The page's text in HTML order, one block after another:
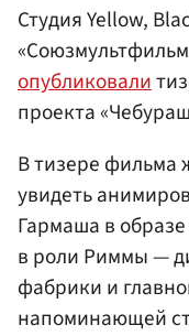
Студия Yellow,
опубликовали
проекта
В тизере фильма
увидеть
Гармаша в
в роли Риммы —
фабрики и
напоминающей